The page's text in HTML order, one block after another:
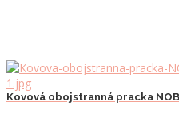
Kovová obojstranná pracka